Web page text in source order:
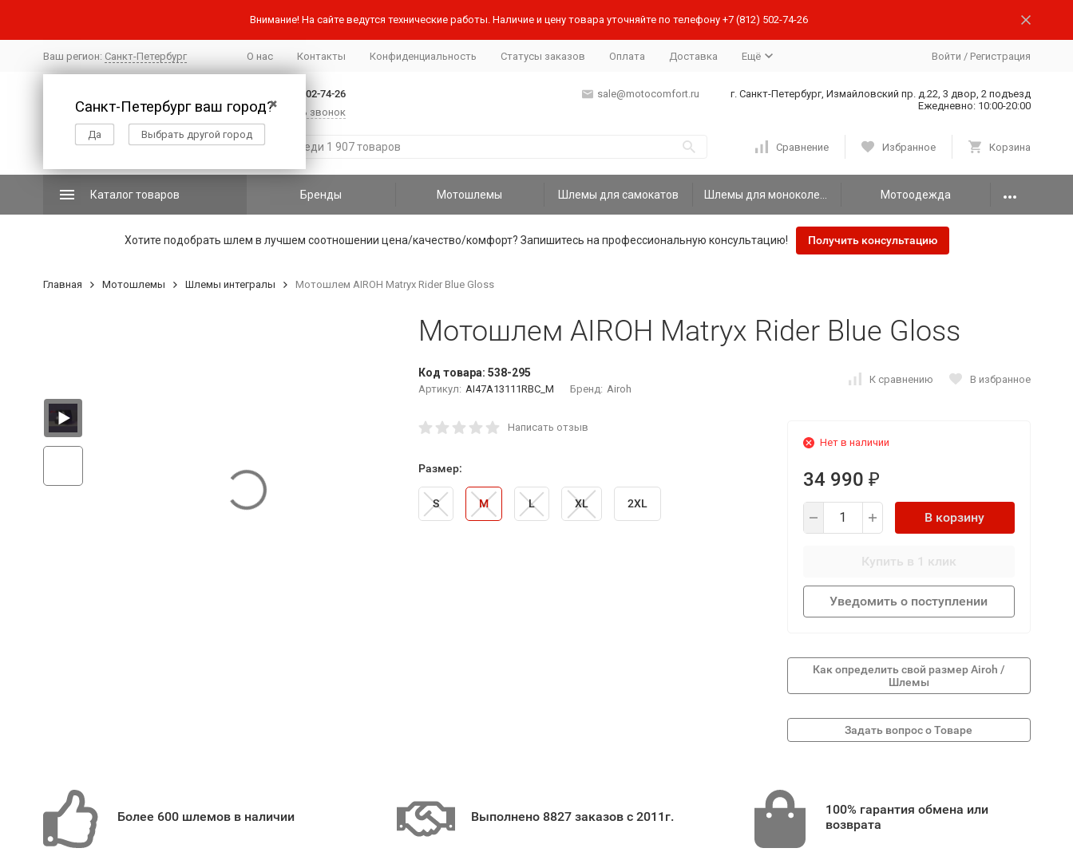
Внимание! На сайте ведутся технические работы. Наличие и цену товара уточняйте по телефону +7 (812) 502-74-26
Ваш регион: Санкт-Петербург
✖
Санкт-Петербург ваш город?
Да Выбрать другой город
О нас Контакты Конфиденциальность Статусы заказов Оплата Доставка Ещё Войти / Регистрация
+7 (812) 502-74-26
Заказать звонок
sale@motocomfort.ru
г. Санкт-Петербург, Измайловский пр. д.22, 3 двор, 2 подъезд
Ежедневно: 10:00-20:00
Сравнение Избранное Корзина
Каталог товаров Бренды Мотошлемы Шлемы для самокатов Мотоодежда
Хотите подобрать шлем в лучшем соотношении цена/качество/комфорт? Запишитесь на профессиональную консультацию! Получить консультацию
Главная Мотошлемы Шлемы интегралы Мотошлем AIROH Matryx Rider Blue Gloss
Мотошлем AIROH Matryx Rider Blue Gloss
Код товара: 538-295
Артикул: AI47A13111RBC_M Бренд: Airoh
К сравнению В избранное
Написать отзыв
Размер:
S M L XL 2XL
Нет в наличии
34 990 ₽
В корзину
Купить в 1 клик
Уведомить о поступлении
Как определить свой размер Airoh /
Шлемы
Более 600 шлемов в наличии Выполнено 8827 заказов с 2011г.
100% гарантия обмена или
возврата